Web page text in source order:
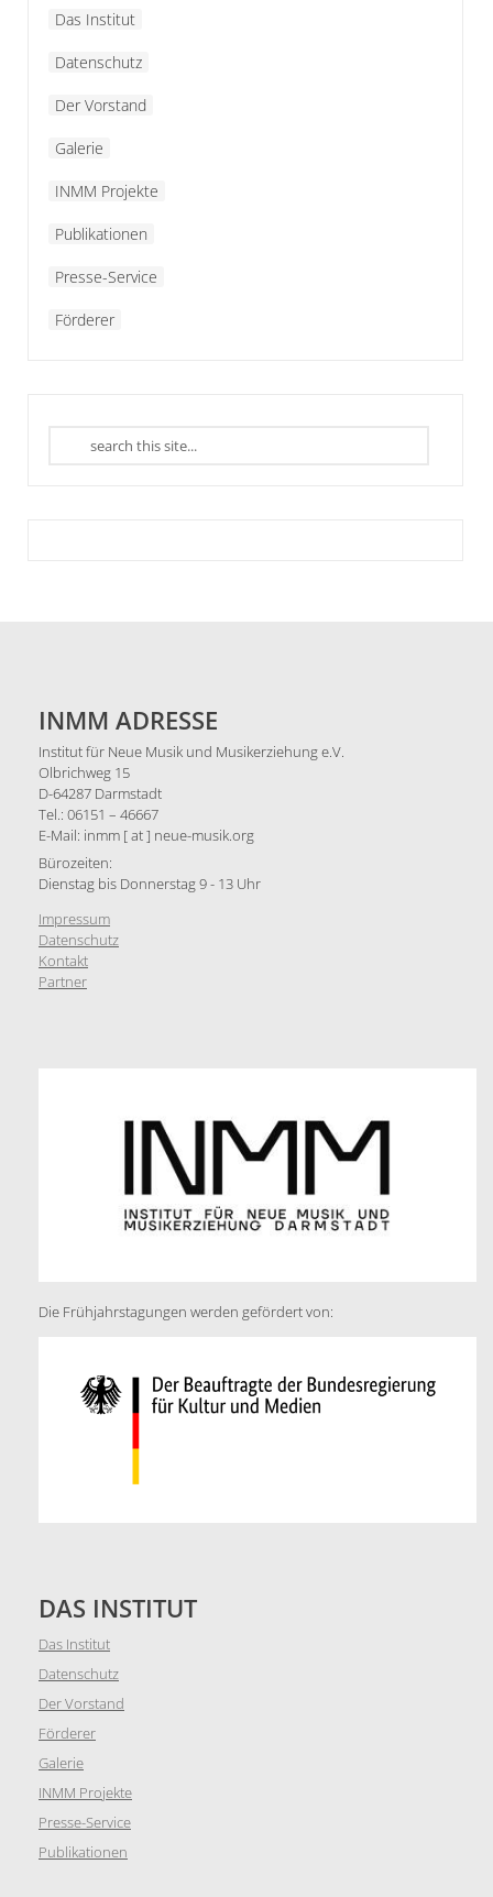
Das Institut
Datenschutz
Der Vorstand
Galerie
INMM Projekte
Publikationen
Presse-Service
Förderer
INMM ADRESSE
Institut für Neue Musik und Musikerziehung e.V.
Olbrichweg 15
D-64287 Darmstadt
Tel.: 06151 – 46667
E-Mail: inmm [ at ] neue-musik.org
Bürozeiten:
Dienstag bis Donnerstag 9 - 13 Uhr
Impressum
Datenschutz
Kontakt
Partner
Die Frühjahrstagungen werden gefördert von:
DAS INSTITUT
Das Institut
Datenschutz
Der Vorstand
Förderer
Galerie
INMM Projekte
Presse-Service
Publikationen